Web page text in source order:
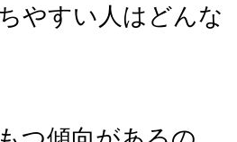
やすい人はどんな